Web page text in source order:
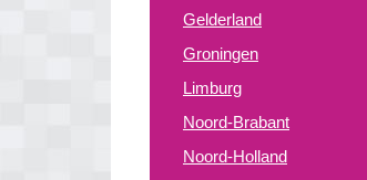
Gelderland
Groningen
Limburg
Noord-Brabant
Noord-Holland